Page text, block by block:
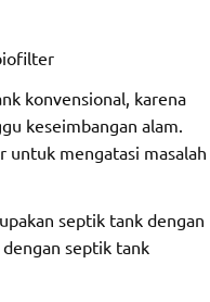
konvensional, karena
keseimbangan alam.
mengatasi masalah
septik tank dengan
septik tank